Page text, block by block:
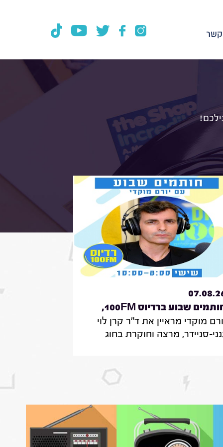
קשר
חותמים שבוע ברדיוס 100FM,
330, 07 באוגוסט 2026מוקדי מראיין את ד"ר קרן לוי
סניידר, מרצה וחוקרת בחוג
סקר על אי-הישארותם של אזרחים
ללא חשמל בעת איום בטחוני; לילך
על מחקר חדש על הדרך שבה הניו
טיימס דיווח על אבדות בעזה
במהלך שנתיים של מלחמה; נדבר